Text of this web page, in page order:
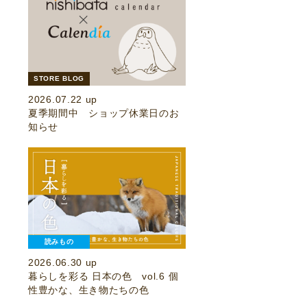
STORE BLOG
2026.07.22 up
夏季期間中 ショップ休業日のお
知らせ
読みもの
2026.06.30 up
暮らしを彩る 日本の色 vol.6 個
性豊かな、生き物たちの色